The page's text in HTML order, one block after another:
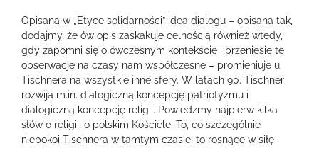
Opisana w „Etyce solidarności” idea dialogu – opisana tak,
dodajmy, że ów opis zaskakuje celnością również wtedy,
gdy zapomni się o ówczesnym kontekście i przeniesie te
obserwacje na czasy nam współczesne – promieniuje u
Tischnera na wszystkie inne sfery. W latach 90. Tischner
rozwija m.in. dialogiczną koncepcję patriotyzmu i
dialogiczną koncepcję religii. Powiedzmy najpierw kilka
słów o religii, o polskim Kościele. To, co szczególnie
niepokoi Tischnera w tamtym czasie, to rosnące w siłę